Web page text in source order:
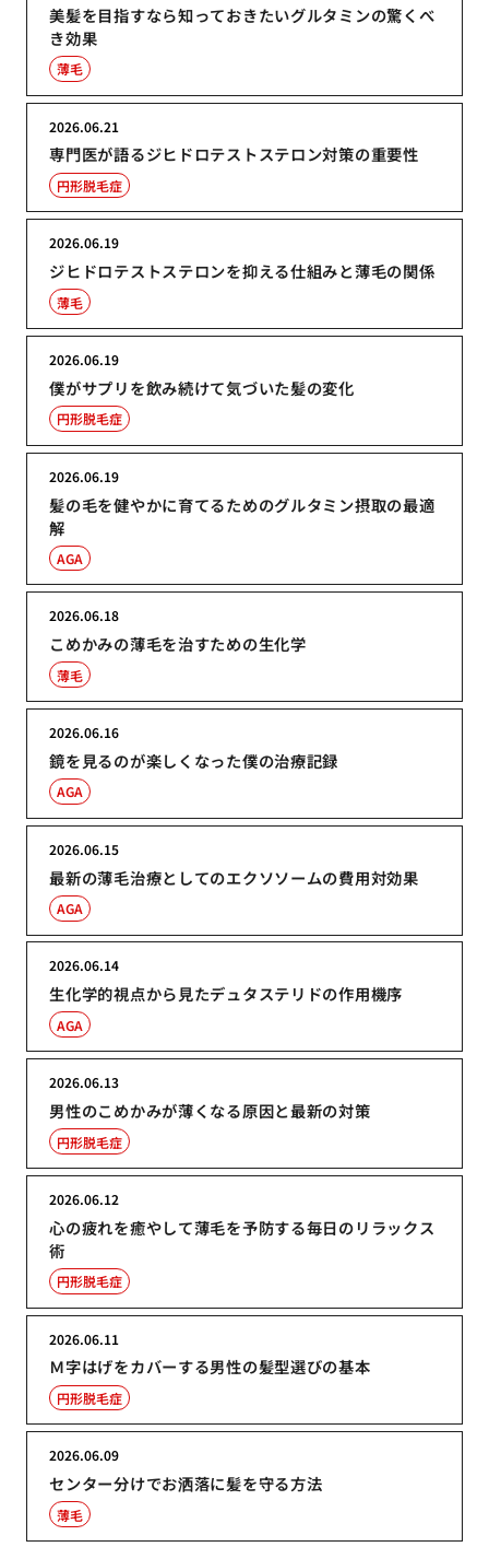
美髪を目指すなら知っておきたいグルタミンの驚くべ
き効果
薄毛
専門医が語るジヒドロテストステロン対策の重要性
2026.06.21
円形脱毛症
ジヒドロテストステロンを抑える仕組みと薄毛の関係
2026.06.19
薄毛
僕がサプリを飲み続けて気づいた髪の変化
2026.06.19
円形脱毛症
髪の毛を健やかに育てるためのグルタミン摂取の最適
解
2026.06.19
AGA
こめかみの薄毛を治すための生化学
2026.06.18
薄毛
鏡を見るのが楽しくなった僕の治療記録
2026.06.16
AGA
最新の薄毛治療としてのエクソソームの費用対効果
2026.06.15
AGA
生化学的視点から見たデュタステリドの作用機序
2026.06.14
AGA
男性のこめかみが薄くなる原因と最新の対策
2026.06.13
円形脱毛症
心の疲れを癒やして薄毛を予防する毎日のリラックス
術
2026.06.12
円形脱毛症
Ｍ字はげをカバーする男性の髪型選びの基本
2026.06.11
円形脱毛症
センター分けでお洒落に髪を守る方法
2026.06.09
薄毛